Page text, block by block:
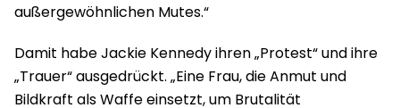
außergewöhnlichen Mutes.“
Damit habe Jackie Kennedy ihren „Protest“ und ihre
„Trauer“ ausgedrückt. „Eine Frau, die Anmut und
Bildkraft als Waffe einsetzt, um Brutalität